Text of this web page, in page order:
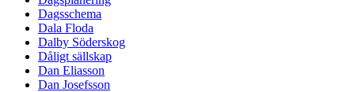
Dagsschema
Dala Floda
Dalby Söderskog
Dåligt sällskap
Dan Eliasson
Dan Josefsson